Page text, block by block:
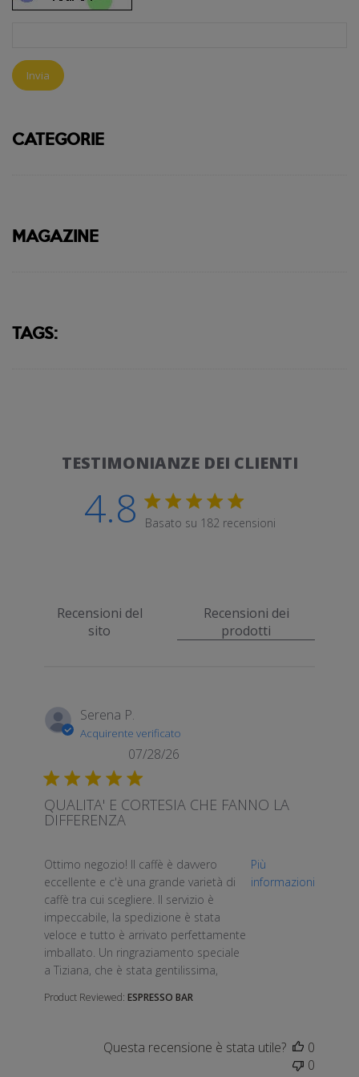
Invia
CATEGORIE
MAGAZINE
TAGS:
TESTIMONIANZE DEI CLIENTI
4.8 Valutazione di 4.8 stelle
Basato su 182 recensioni
Recensioni del
sito
Recensioni dei
prodotti
Serena P.
Acquirente verificato
QUALITA' E CORTESIA CHE FANNO LA
DIFFERENZA
Ottimo negozio! Il caffè è davvero
eccellente e c'è una grande varietà di
caffè tra cui scegliere. Il servizio è
impeccabile, la spedizione è stata
veloce e tutto è arrivato perfettamente
imballato. Un ringraziamento speciale
a Tiziana, che è stata gentilissima,
Più
informazioni
read more about review content Ottimo negozio! Il
Product Reviewed: ESPRESSO BAR
07/28/26
Questa recensione è stata utile?
0
0